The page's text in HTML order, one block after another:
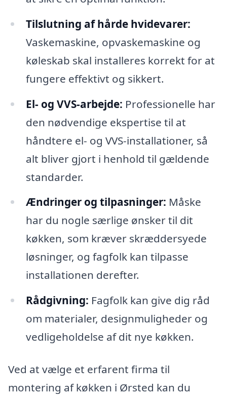
Tilslutning af hårde hvidevarer:
Vaskemaskine, opvaskemaskine og
køleskab skal installeres korrekt for at
fungere effektivt og sikkert.
El- og VVS-arbejde: Professionelle har
den nødvendige ekspertise til at
håndtere el- og VVS-installationer, så
alt bliver gjort i henhold til gældende
standarder.
Ændringer og tilpasninger: Måske
har du nogle særlige ønsker til dit
køkken, som kræver skræddersyede
løsninger, og fagfolk kan tilpasse
installationen derefter.
Rådgivning: Fagfolk kan give dig råd
om materialer, designmuligheder og
vedligeholdelse af dit nye køkken.
Ved at vælge et erfarent firma til
montering af køkken i Ørsted kan du